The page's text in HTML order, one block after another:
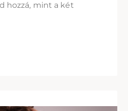
hozzá, mint a két